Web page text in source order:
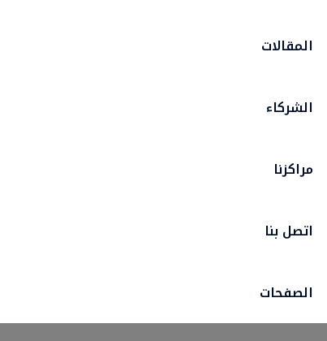
المقالات
الشركاء
مراكزنا
اتصل بنا
الصفحات